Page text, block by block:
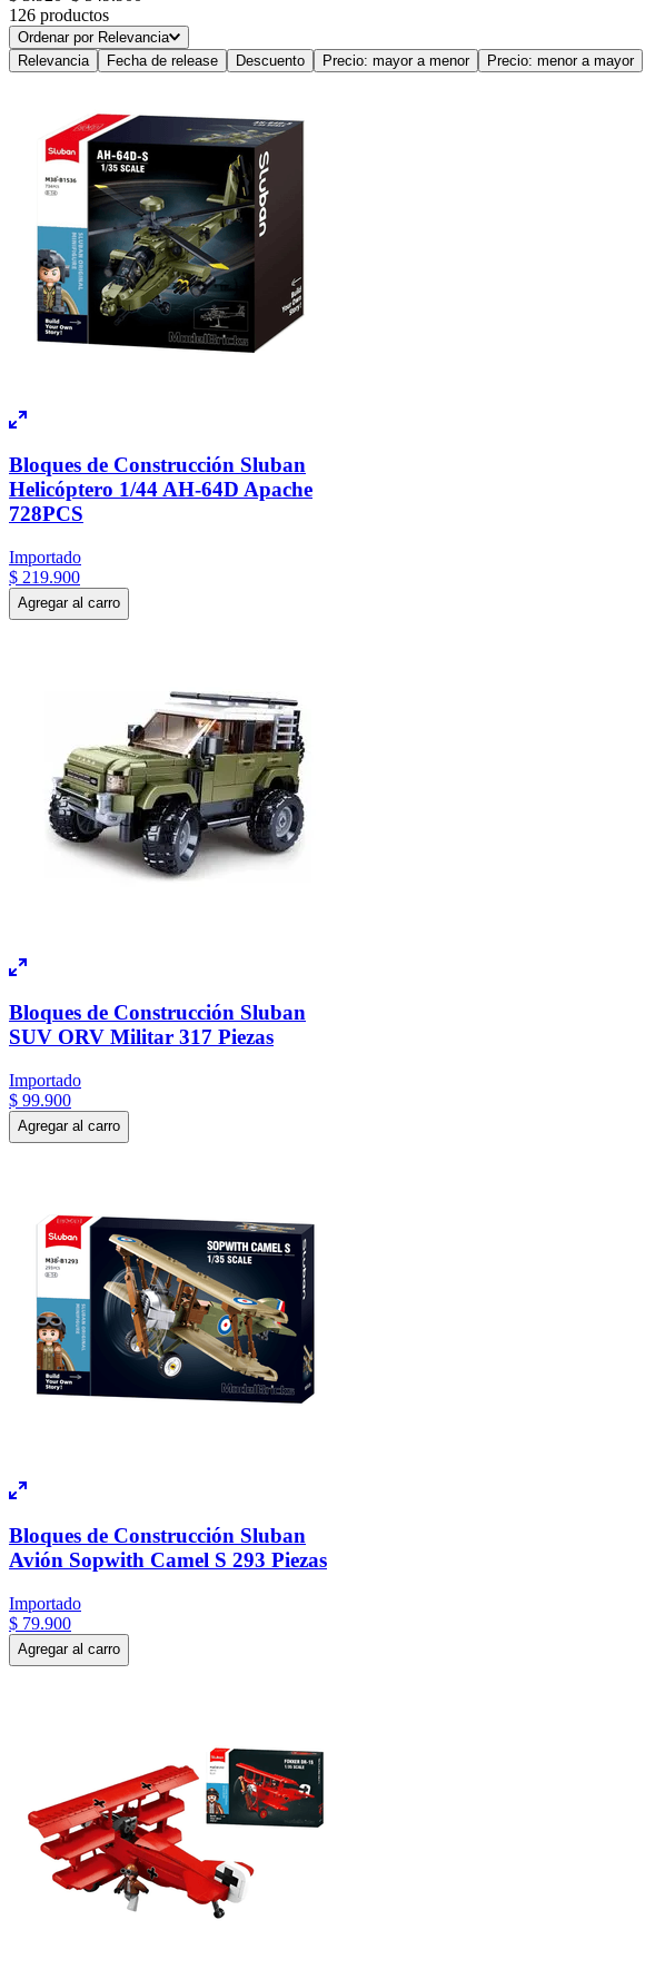
Canal Toys
LEGO
Mostrar 2 más
126 productos
Ordenar por Relevancia
Relevancia
Fecha de release Descuento Precio: mayor a menor Precio: menor a mayor
Bloques de Construcción Sluban
Helicóptero 1/44 AH-64D Apache
728PCS
Importado
$ 219.900
Agregar al carro
Bloques de Construcción Sluban
SUV ORV Militar 317 Piezas
Importado
$ 99.900
Agregar al carro
Bloques de Construcción Sluban
Avión Sopwith Camel S 293 Piezas
Importado
$ 79.900
Agregar al carro